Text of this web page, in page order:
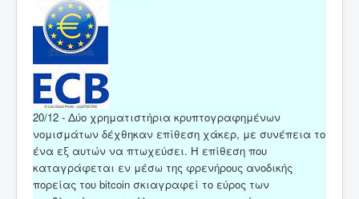
20/12 - Δύο χρηματιστήρια κρυπτογραφημένων
νομισμάτων δέχθηκαν επίθεση χάκερ, με συνέπεια το
ένα εξ αυτών να πτωχεύσει. Η επίθεση που
καταγράφεται εν μέσω της φρενήρους ανοδικής
πορείας του bitcoin σκιαγραφεί το εύρος των